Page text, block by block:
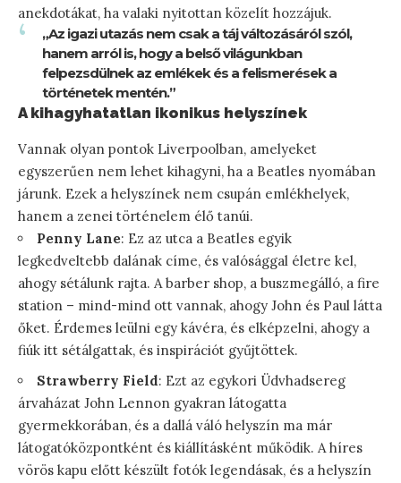
anekdotákat, ha valaki nyitottan közelít hozzájuk.
„Az igazi utazás nem csak a táj változásáról szól,
hanem arról is, hogy a belső világunkban
felpezsdülnek az emlékek és a felismerések a
történetek mentén.”
A kihagyhatatlan ikonikus helyszínek
Vannak olyan pontok Liverpoolban, amelyeket
egyszerűen nem lehet kihagyni, ha a Beatles nyomában
járunk. Ezek a helyszínek nem csupán emlékhelyek,
hanem a zenei történelem élő tanúi.
Penny Lane: Ez az utca a Beatles egyik
legkedveltebb dalának címe, és valósággal életre kel,
ahogy sétálunk rajta. A barber shop, a buszmegálló, a fire
station – mind-mind ott vannak, ahogy John és Paul látta
őket. Érdemes leülni egy kávéra, és elképzelni, ahogy a
fiúk itt sétálgattak, és inspirációt gyűjtöttek.
Strawberry Field: Ezt az egykori Üdvhadsereg
árvaházat John Lennon gyakran látogatta
gyermekkorában, és a dallá váló helyszín ma már
látogatóközpontként és kiállításként működik. A híres
vörös kapu előtt készült fotók legendásak, és a helyszín